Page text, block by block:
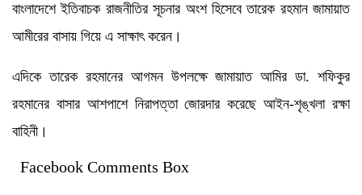
বাংলাদেশে ইতিবাচক রাজনীতির সূচনার অংশ হিসেবে তারেক রহমান জামায়াত
আমীরের বাসায় গিয়ে এ সাক্ষাৎ করেন।
এদিকে তারেক রহমানের আগমন উপলক্ষে জামায়াত আমির ডা. শফিকুর
রহমানের বাসার আশপাশে নিরাপত্তা জোরদার করেছে আইন-শৃঙ্খলা রক্ষা
বাহিনী।
Facebook Comments Box